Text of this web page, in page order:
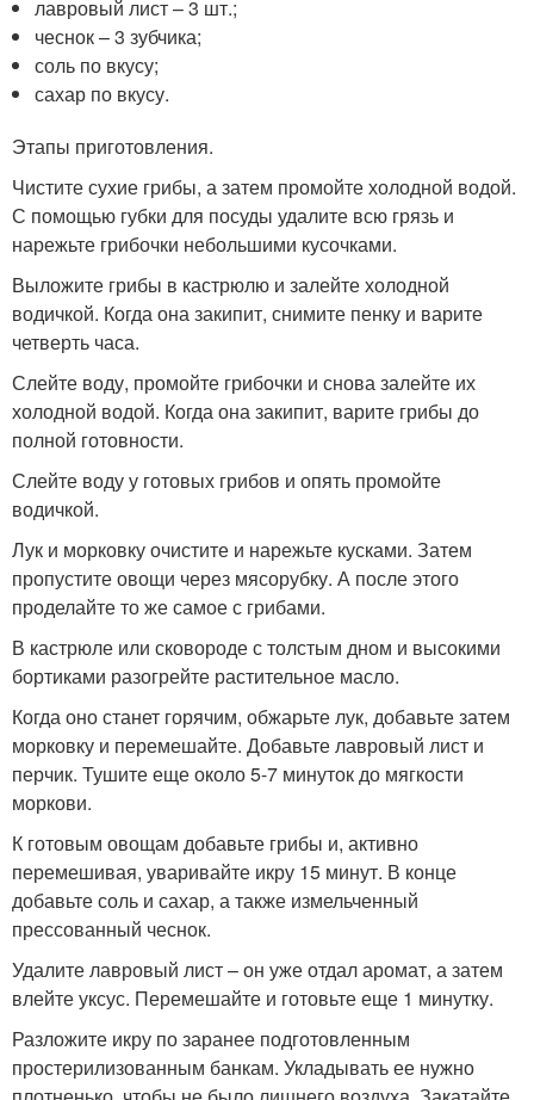
лавровый лист – 3 шт.;
чеснок – 3 зубчика;
соль по вкусу;
сахар по вкусу.
Этапы приготовления.
Чистите сухие грибы, а затем промойте холодной водой.
С помощью губки для посуды удалите всю грязь и
нарежьте грибочки небольшими кусочками.
Выложите грибы в кастрюлю и залейте холодной
водичкой. Когда она закипит, снимите пенку и варите
четверть часа.
Слейте воду, промойте грибочки и снова залейте их
холодной водой. Когда она закипит, варите грибы до
полной готовности.
Слейте воду у готовых грибов и опять промойте
водичкой.
Лук и морковку очистите и нарежьте кусками. Затем
пропустите овощи через мясорубку. А после этого
проделайте то же самое с грибами.
В кастрюле или сковороде с толстым дном и высокими
бортиками разогрейте растительное масло.
Когда оно станет горячим, обжарьте лук, добавьте затем
морковку и перемешайте. Добавьте лавровый лист и
перчик. Тушите еще около 5-7 минуток до мягкости
моркови.
К готовым овощам добавьте грибы и, активно
перемешивая, уваривайте икру 15 минут. В конце
добавьте соль и сахар, а также измельченный
прессованный чеснок.
Удалите лавровый лист – он уже отдал аромат, а затем
влейте уксус. Перемешайте и готовьте еще 1 минутку.
Разложите икру по заранее подготовленным
простерилизованным банкам. Укладывать ее нужно